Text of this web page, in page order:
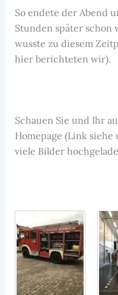
So endete der Abend
Stunden später schon
wusste zu diesem
hier berichteten wir).
Schauen Sie und Ihr
Homepage (Link
viele Bilder